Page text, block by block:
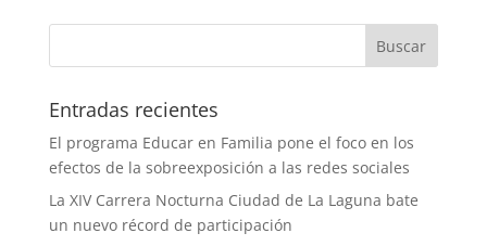
Entradas recientes
El programa Educar en Familia pone el foco en los
efectos de la sobreexposición a las redes sociales
La XIV Carrera Nocturna Ciudad de La Laguna bate
un nuevo récord de participación